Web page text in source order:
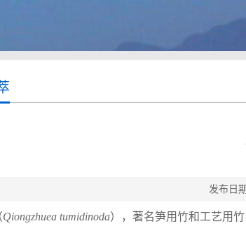
发布日
Qiongzhuea tumidinoda），著名笋用竹和工艺用